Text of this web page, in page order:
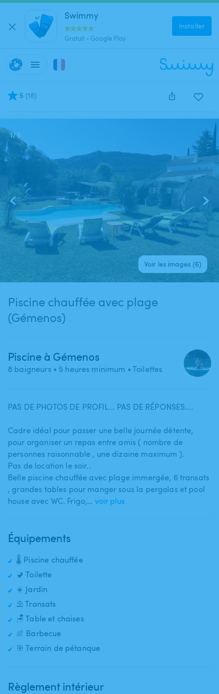
Swimmy
Gratuit - Google Play
Installer
5 (18)
1/6
Voir les images (6)
Piscine chauffée avec plage
(Gémenos)
Piscine à Gémenos
8 baigneurs • 5 heures minimum • Toilettes
PAS DE PHOTOS DE PROFIL... PAS DE RÉPONSES....
Cadre idéal pour passer une belle journée détente​,​
pour organiser un repas entre amis ( nombre de
personnes raisonnable ​,​ une dizaine maximum ).
Pas de location le soir..
Belle piscine chauffée avec plage immergée​,​ 6 transats​
,​ grandes tables pour manger sous la pergolas et pool
house avec WC. Frigo​,​… voir plus
Équipements
🌡️ Piscine chauffée
🚽 Toilette
☀️ Jardin
⛱️ Transats
🪑 Table et chaises
🍖 Barbecue
🎯 Terrain de pétanque
Règlement intérieur